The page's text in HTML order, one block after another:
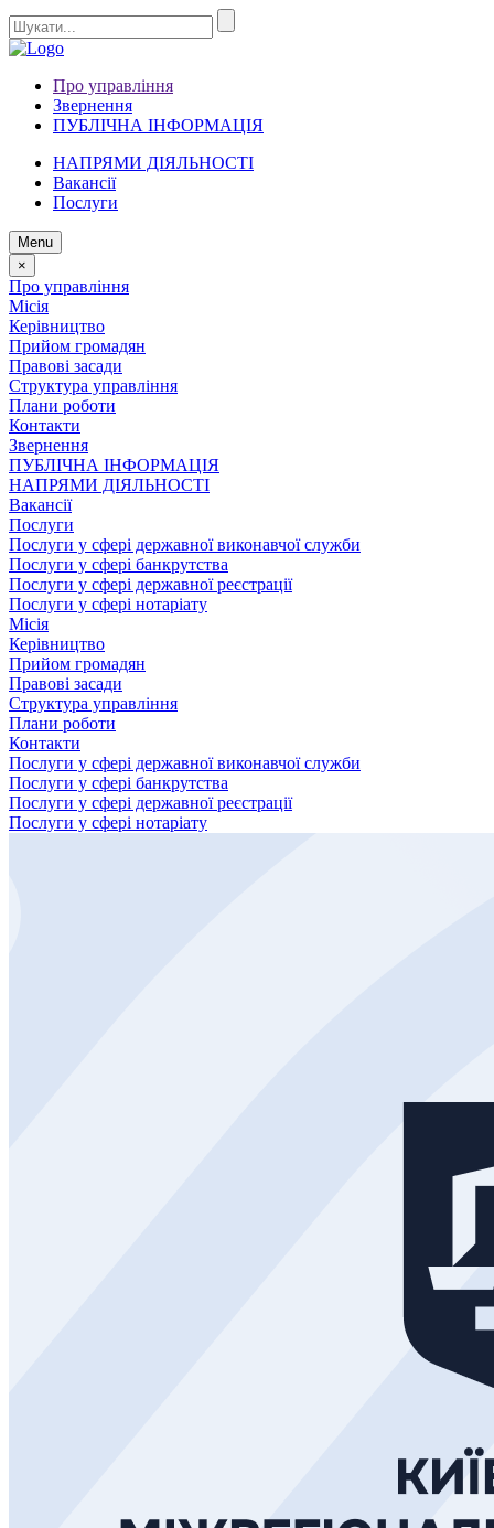
Про управління
Звернення
ПУБЛІЧНА ІНФОРМАЦІЯ
НАПРЯМИ ДІЯЛЬНОСТІ
Вакансії
Послуги
Menu
×
Про управління
Місія
Керівництво
Прийом громадян
Правові засади
Структура управління
Плани роботи
Контакти
Звернення
ПУБЛІЧНА ІНФОРМАЦІЯ
НАПРЯМИ ДІЯЛЬНОСТІ
Вакансії
Послуги
Послуги у сфері державної виконавчої служби
Послуги у сфері банкрутства
Послуги у сфері державної реєстрації
Послуги у сфері нотаріату
Місія
Керівництво
Прийом громадян
Правові засади
Структура управління
Плани роботи
Контакти
Послуги у сфері державної виконавчої служби
Послуги у сфері банкрутства
Послуги у сфері державної реєстрації
Послуги у сфері нотаріату